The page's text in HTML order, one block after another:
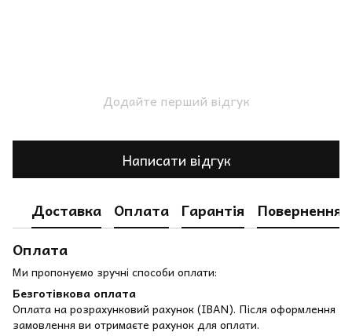
Додайте перший відгук
Написати відгук
Доставка Оплата Гарантія
Повернення
Оплата
Ми пропонуємо зручні способи оплати:
Безготівкова оплата
Оплата на розрахунковий рахунок (IBAN). Після оформлення
замовлення ви отримаєте рахунок для оплати.